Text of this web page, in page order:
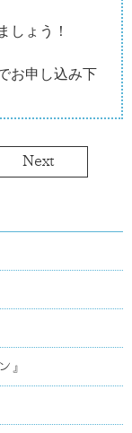
しょう！
お申し込み下
Next
』